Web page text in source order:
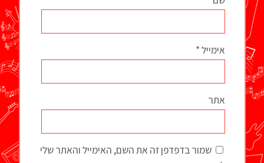
אימייל*
אתר
שמור בדפדפן זה את השם, האימייל והאתר שלי